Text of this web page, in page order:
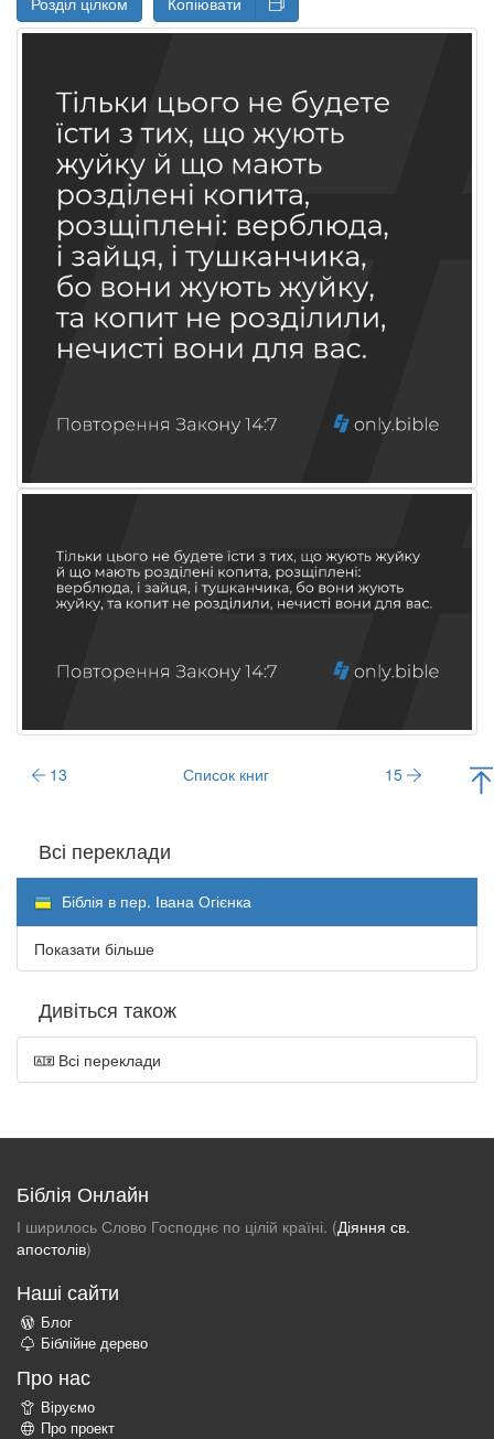
13 Список книг 15
Всі переклади
Біблія в пер. Івана Огієнка
Показати більше
Дивіться також
Всі переклади
Біблія Онлайн
І ширилось Слово Господнє по цілій країні. (Діяння св.
апостолів)
Наші сайти
Блог
Біблійне дерево
Про нас
Віруємо
Про проект